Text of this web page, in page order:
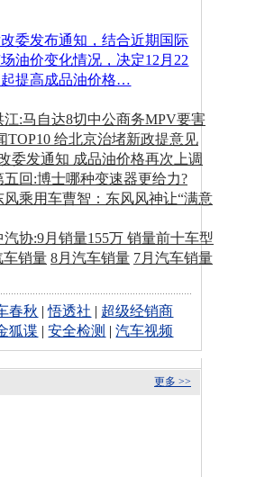
委发布通知，结合近期国际
油价变化情况，决定12月22
起提高成品油价格…
江:马自达8切中公商务MPV要害
TOP10 给北京治堵新政提意见
委发通知 成品油价格再次上调
五回:博士哪种变速器更给力?
风乘用车曹智：东风风神让“满意
汽协:9月销量155万 销量前十车型
车销量 8月汽车销量 7月汽车销量
春秋 |悟透社 | 超级经销商
狐谍 |安全检测 |汽车视频
更多 >>